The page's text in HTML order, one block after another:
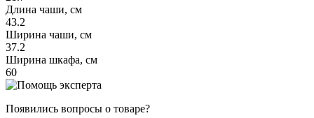
Длина чаши, см
43.2
Ширина чаши, см
37.2
Ширина шкафа, см
60
Появились вопросы о товаре?